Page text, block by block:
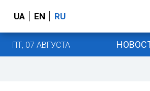
UA EN RU
ПТ, 07 АВГУСТА